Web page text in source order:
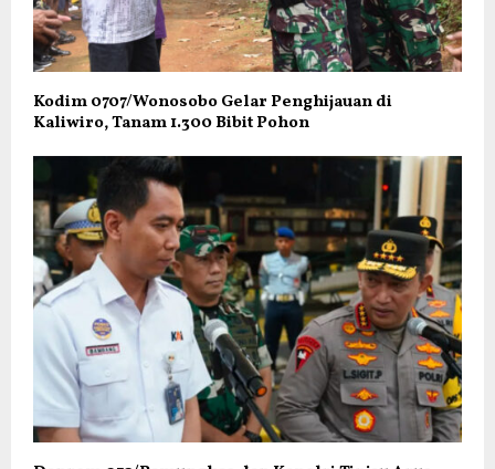
Kodim 0707/Wonosobo Gelar Penghijauan di
Kaliwiro, Tanam 1.300 Bibit Pohon